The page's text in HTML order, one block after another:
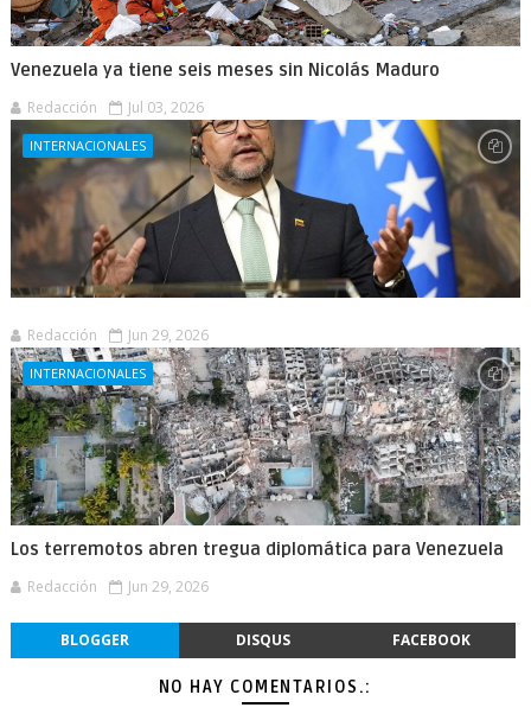
Venezuela ya tiene seis meses sin Nicolás Maduro
Redacción Jul 03, 2026
INTERNACIONALES
Redacción Jun 29, 2026
INTERNACIONALES
Los terremotos abren tregua diplomática para Venezuela
Redacción Jun 29, 2026
BLOGGER DISQUS FACEBOOK
NO HAY COMENTARIOS.: